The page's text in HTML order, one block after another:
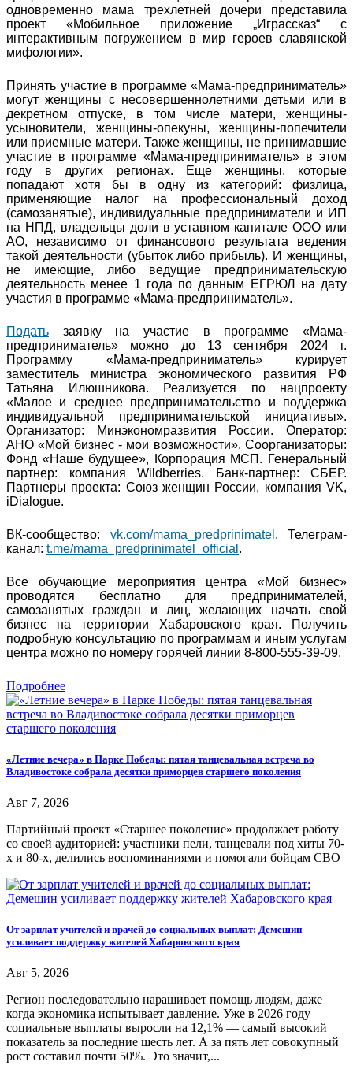
одновременно мама трехлетней дочери представила
проект «Мобильное приложение „Играссказ“ с
интерактивным погружением в мир героев славянской
мифологии».
Принять участие в программе «Мама-предприниматель»
могут женщины с несовершеннолетними детьми или в
декретном отпуске, в том числе матери, женщины-
усыновители, женщины-опекуны, женщины-попечители
или приемные матери. Также женщины, не принимавшие
участие в программе «Мама-предприниматель» в этом
году в других регионах. Еще женщины, которые
попадают хотя бы в одну из категорий: физлица,
применяющие налог на профессиональный доход
(самозанятые), индивидуальные предприниматели и ИП
на НПД, владельцы доли в уставном капитале ООО или
АО, независимо от финансового результата ведения
такой деятельности (убыток либо прибыль). И женщины,
не имеющие, либо ведущие предпринимательскую
деятельность менее 1 года по данным ЕГРЮЛ на дату
участия в программе «Мама-предприниматель».
Подать заявку на участие в программе «Мама-
предприниматель» можно до 13 сентября 2024 г.
Программу «Мама-предприниматель» курирует
заместитель министра экономического развития РФ
Татьяна Илюшникова. Реализуется по нацпроекту
«Малое и среднее предпринимательство и поддержка
индивидуальной предпринимательской инициативы».
Организатор: Минэкономразвития России. Оператор:
АНО «Мой бизнес - мои возможности». Соорганизаторы:
Фонд «Наше будущее», Корпорация МСП. Генеральный
партнер: компания Wildberries. Банк-партнер: СБЕР.
Партнеры проекта: Союз женщин России, компания VK,
iDialogue.
ВК-сообщество: vk.com/mama_predprinimatel . Телеграм-
канал: t.me/mama_predprinimatel_official .
Все обучающие мероприятия центра «Мой бизнес»
проводятся бесплатно для предпринимателей,
самозанятых граждан и лиц, желающих начать свой
бизнес на территории Хабаровского края. Получить
подробную консультацию по программам и иным услугам
центра можно по номеру горячей линии 8-800-555-39-09.
Подробнее
«Летние вечера» в Парке Победы: пятая танцевальная встреча во
Владивостоке собрала десятки приморцев старшего поколения
Авг 7, 2026
Партийный проект «Старшее поколение» продолжает работу
со своей аудиторией: участники пели, танцевали под хиты 70-
х и 80-х, делились воспоминаниями и помогали бойцам СВО
От зарплат учителей и врачей до социальных выплат: Демешин
усиливает поддержку жителей Хабаровского края
Авг 5, 2026
Регион последовательно наращивает помощь людям, даже
когда экономика испытывает давление. Уже в 2026 году
социальные выплаты выросли на 12,1% — самый высокий
показатель за последние шесть лет. А за пять лет совокупный
рост составил почти 50%. Это значит,...